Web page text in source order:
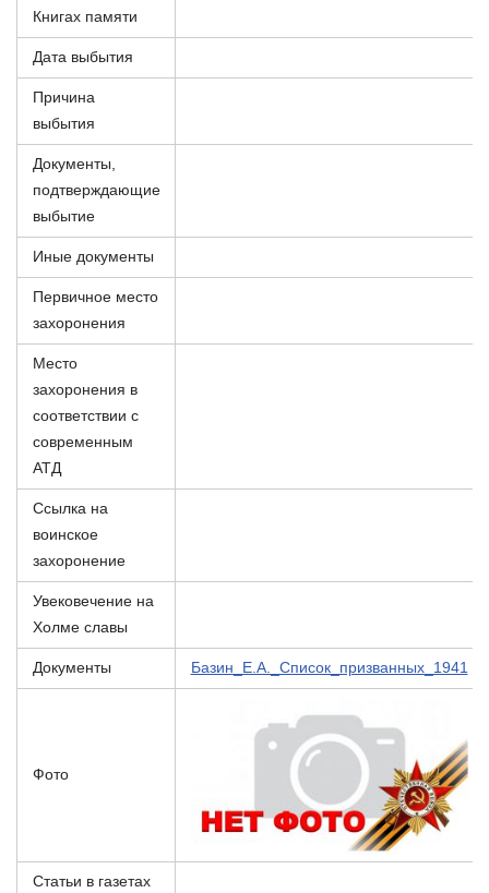
Книгах памяти
Дата выбытия
Причина
выбытия
Документы,
подтверждающие
выбытие
Иные документы
Первичное место
захоронения
Место
захоронения в
соответствии с
современным
АТД
Ссылка на
воинское
захоронение
Увековечение на
Холме славы
Документы Базин_Е.А._Список_призванных_1941
Фото
Статьи в газетах